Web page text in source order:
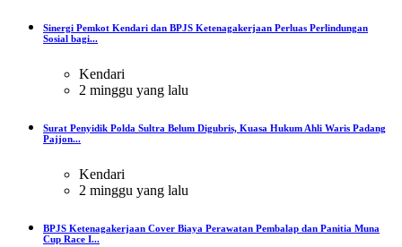
Sinergi Pemkot Kendari dan BPJS Ketenagakerjaan Perluas Perlindungan
Sosial bagi...
Kendari
2 minggu yang lalu
Surat Penyidik Polda Sultra Belum Digubris, Kuasa Hukum Ahli Waris Padang
Pajjon...
Kendari
2 minggu yang lalu
BPJS Ketenagakerjaan Cover Biaya Perawatan Pembalap dan Panitia Muna
Cup Race I...